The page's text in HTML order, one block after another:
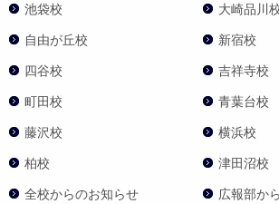
池袋校 大崎品川
自由が丘校 新宿校
四谷校 吉祥寺校
町田校 青葉台校
藤沢校 横浜校
柏校 津田沼校
全校からのお知らせ 広報部か